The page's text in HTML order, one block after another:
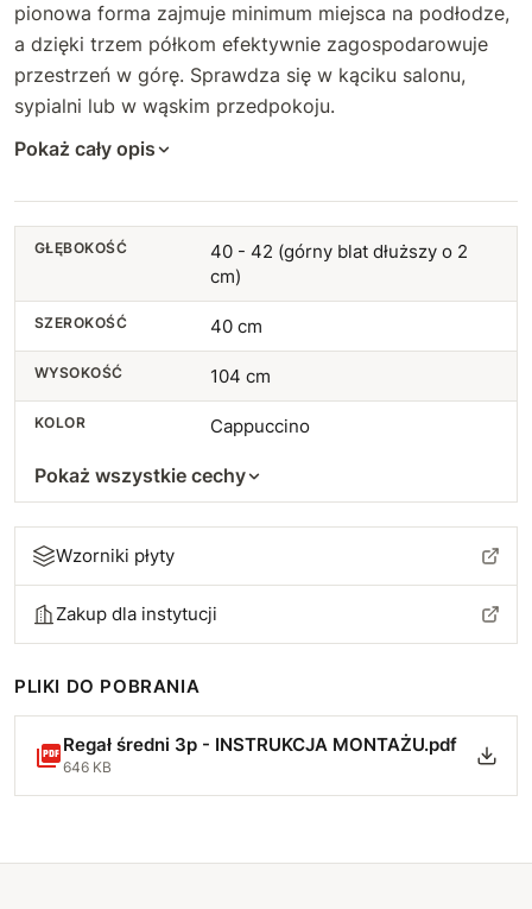
pionowa forma zajmuje minimum miejsca na podłodze,
a dzięki trzem półkom efektywnie zagospodarowuje
przestrzeń w górę. Sprawdza się w kąciku salonu,
sypialni lub w wąskim przedpokoju.
Pokaż cały opis
GŁĘBOKOŚĆ
40 - 42 (górny blat dłuższy o 2
cm)
SZEROKOŚĆ 40 cm
WYSOKOŚĆ 104 cm
KOLOR Cappuccino
Pokaż wszystkie cechy
Wzorniki płyty
Zakup dla instytucji
PLIKI DO POBRANIA
Regał średni 3p - INSTRUKCJA MONTAŻU.pdf
646 KB